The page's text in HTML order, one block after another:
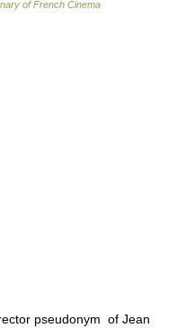
of French Cinema
pseudonym of Jean